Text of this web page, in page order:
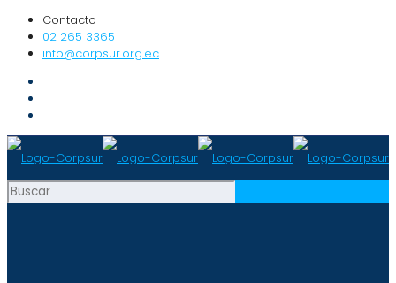
Contacto
02 265 3365
info@corpsur.org.ec